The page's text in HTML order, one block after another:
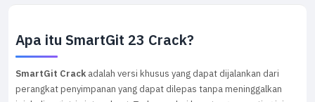
Apa itu SmartGit 23 Crack?
SmartGit Crack adalah versi khusus yang dapat dijalankan dari
perangkat penyimpanan yang dapat dilepas tanpa meninggalkan